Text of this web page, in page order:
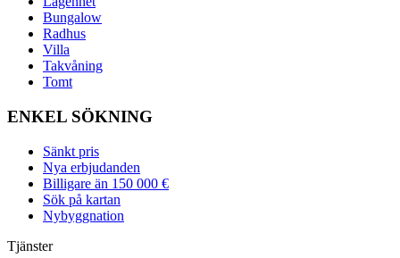
Bungalow
Radhus
Villa
Takvåning
Tomt
ENKEL SÖKNING
Sänkt pris
Nya erbjudanden
Billigare än 150 000 €
Sök på kartan
Nybyggnation
Tjänster